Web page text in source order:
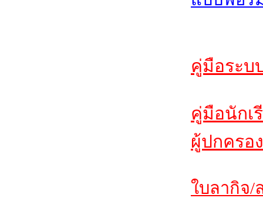
คู่มือระบ
คู่มือนักเ
ผู้ปกครอ
ใบลากิจ/